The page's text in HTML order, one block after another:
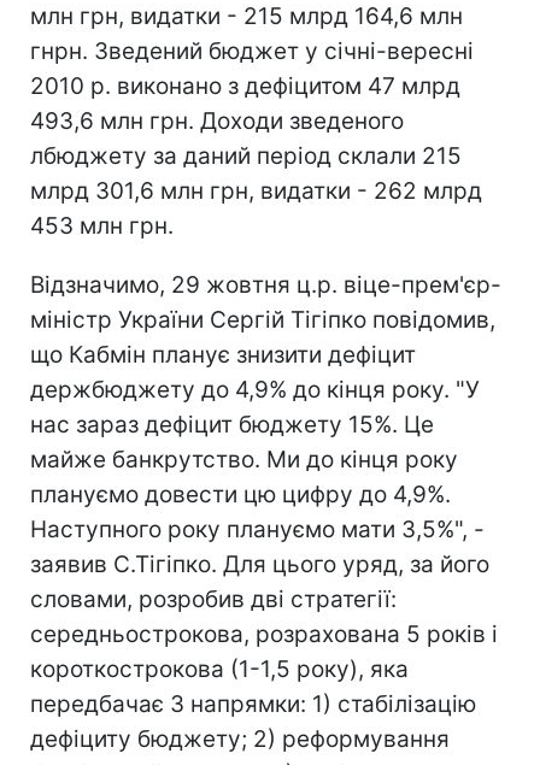
млн грн, видатки - 215 млрд 164,6 млн
гнрн. Зведений бюджет у січні-вересні
2010 р. виконано з дефіцитом 47 млрд
493,6 млн грн. Доходи зведеного
лбюджету за даний період склали 215
млрд 301,6 млн грн, видатки - 262 млрд
453 млн грн.
Відзначимо, 29 жовтня ц.р. віце-прем'єр-
міністр України Сергій Тігіпко повідомив,
що Кабмін планує знизити дефіцит
держбюджету до 4,9% до кінця року. "У
нас зараз дефіцит бюджету 15%. Це
майже банкрутство. Ми до кінця року
плануємо довести цю цифру до 4,9%.
Наступного року плануємо мати 3,5%", -
заявив С.Тігіпко. Для цього уряд, за його
словами, розробив дві стратегії:
середньострокова, розрахована 5 років і
короткострокова (1-1,5 року), яка
передбачає 3 напрямки: 1) стабілізацію
дефіциту бюджету; 2) реформування